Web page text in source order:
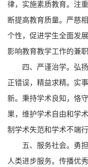
律，实施素质教育。注
断提高教育质量。严慈
个性，促进学生全面发
影响教育教学工作的兼
四、严谨治学。弘扬
正错误，精益求精。实
新。秉持学术良知，恪
果，维护学术自由和学
制学术失范和学术不端
五、服务社会。勇担
人类进步服务。传播优